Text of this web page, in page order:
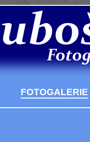
FOTOGALERIE